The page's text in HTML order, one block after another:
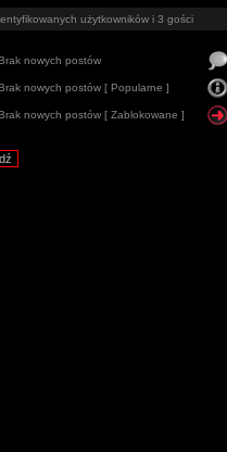
użytkowników i 3 gości
nowych postów
nowych postów [ Popularne ]
nowych postów [ Zablokowane ]